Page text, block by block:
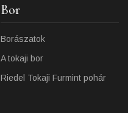
Bor
Borászatok
A tokaji bor
Riedel Tokaji Furmint pohár